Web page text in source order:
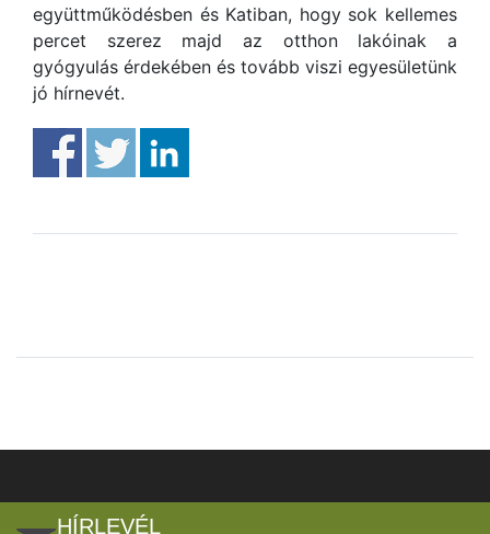
együttműködésben és Katiban, hogy sok kellemes
percet szerez majd az otthon lakóinak a
gyógyulás érdekében és tovább viszi egyesületünk
jó hírnevét.
HÍRLEVÉL